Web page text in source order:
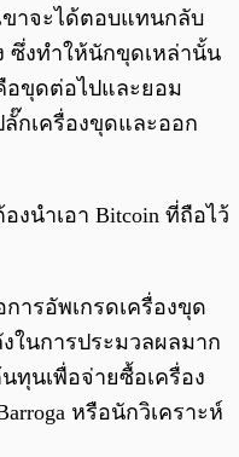
ขาจะได้ตอบแทนกลับ
ซึ่งทำให้นักขุดเหล่านั้น
อขุดต่อไปและยอม
กเครื่องขุดและออก
งนำเอา Bitcoin ที่ถือไว้
ารอัพเกรดเครื่องขุด
ในการประมวลผลมาก
ทุนเพื่อจ่ายซื้อเครื่อง
หรือนักวิเคราะห์